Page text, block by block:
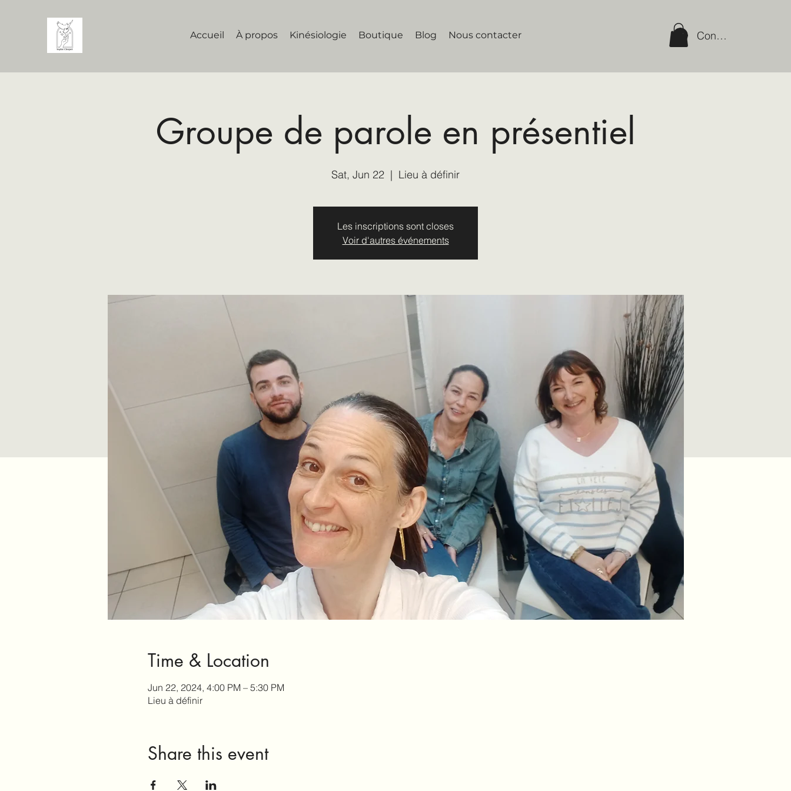
Accueil À propos Kinésiologie Boutique Blog Nous contacter Connexion
Groupe de parole en présentiel
Sat, Jun 22
  |
Lieu à définir
Les inscriptions sont closes
Voir d'autres événements
Time & Location
Jun 22, 2024, 4:00 PM – 5:30 PM
Lieu à définir
Share this event